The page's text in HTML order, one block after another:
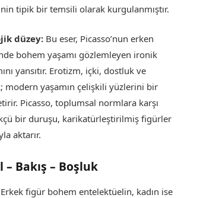
tipik bir temsili olarak kurgulanmıştır.
düzey: Bu eser, Picasso’nun erken
bohem yaşamı gözlemleyen ironik
yansıtır. Erotizm, içki, dostluk ve
modern yaşamın çelişkili yüzlerini bir
Picasso, toplumsal normlara karşı
bir duruşu, karikatürleştirilmiş figürler
aktarır.
– Bakış – Boşluk
Erkek figür bohem entelektüelin, kadın ise